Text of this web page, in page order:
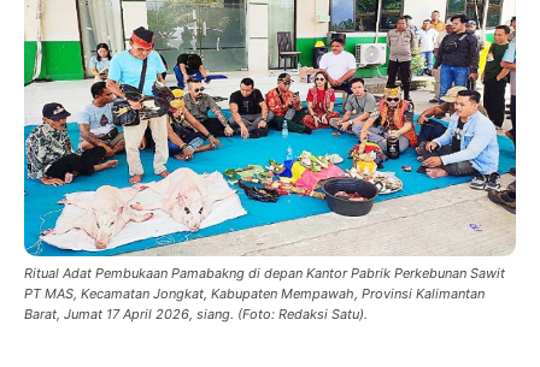
Ritual Adat Pembukaan Pamabakng di depan Kantor Pabrik Perkebunan Sawit
PT MAS, Kecamatan Jongkat, Kabupaten Mempawah, Provinsi Kalimantan
Barat, Jumat 17 April 2026, siang. (Foto: Redaksi Satu).